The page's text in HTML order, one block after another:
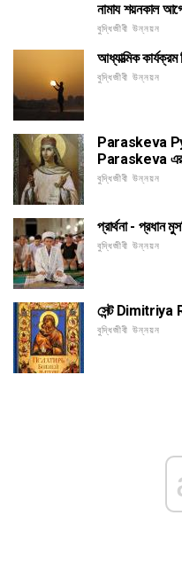
নামায শয়নকাল
বুদ্ধিজীবী উন্নয়ন
আধ্যাত্মিক কার্যক্রম
বুদ্ধিজীবী উন্নয়ন
Paraskeva
Paraskeva
বুদ্ধিজীবী উন্নয়ন
প্রার্থনা - প্রধান
বুদ্ধিজীবী উন্নয়ন
সেন্ট Dimitriya
বুদ্ধিজীবী উন্নয়ন